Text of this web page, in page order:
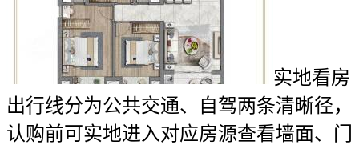
实地看房
出行线分为公共交通、自驾两条清晰径，
认购前可实地进入对应房源查看墙面、门